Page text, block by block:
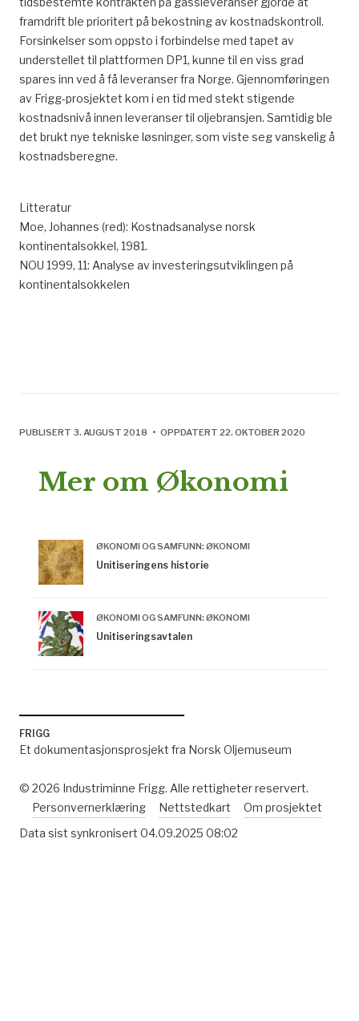
framdrift ble prioritert på bekostning av kostnadskontroll.
Forsinkelser som oppsto i forbindelse med tapet av
understellet til plattformen DP1, kunne til en viss grad
spares inn ved å få leveranser fra Norge. Gjennomføringen
av Frigg-prosjektet kom i en tid med stekt stigende
kostnadsnivå innen leveranser til oljebransjen. Samtidig ble
det brukt nye tekniske løsninger, som viste seg vanskelig å
kostnadsberegne.
Litteratur
Moe, Johannes (red): Kostnadsanalyse norsk
kontinentalsokkel, 1981.
NOU 1999, 11: Analyse av investeringsutviklingen på
kontinentalsokkelen
PUBLISERT 3. AUGUST 2018 • OPPDATERT 22. OKTOBER 2020
Mer om Økonomi
ØKONOMI OG SAMFUNN: ØKONOMI
Unitiseringens historie
ØKONOMI OG SAMFUNN: ØKONOMI
Unitiseringsavtalen
FRIGG
Et dokumentasjonsprosjekt fra Norsk Oljemuseum
© 2026 Industriminne Frigg. Alle rettigheter reservert.
Personvernerklæring
Nettstedkart
Om prosjektet
Data sist synkronisert 04.09.2025 08:02